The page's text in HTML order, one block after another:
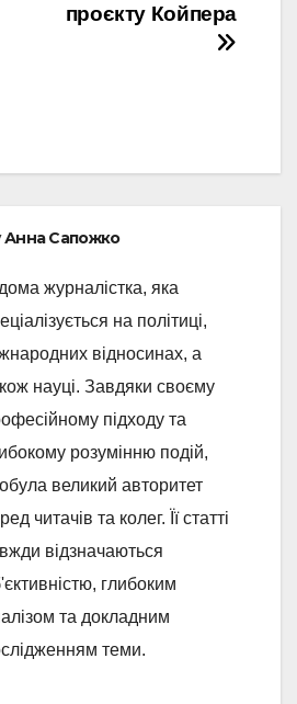
проєкту Койпера
Анна Сапожко
журналістка, яка
на політиці,
відносинах, а
науці. Завдяки своєму
підходу та
розумінню подій,
великий авторитет
читачів та колег. Її статті
відзначаються
глибоким
та докладним
теми.